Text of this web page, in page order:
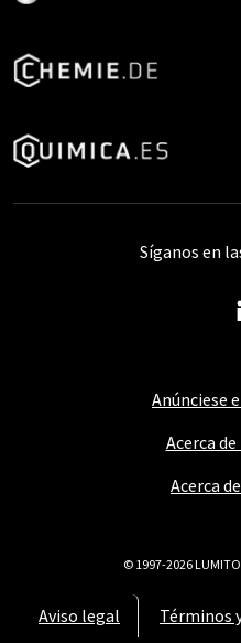
Anúnciese
Acerca
Acerca
Aviso legal Términos
Síganos en
© 1997-2026